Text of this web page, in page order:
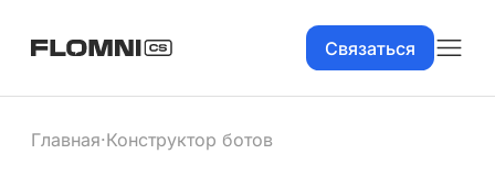
Связаться
Главная·Конструктор ботов